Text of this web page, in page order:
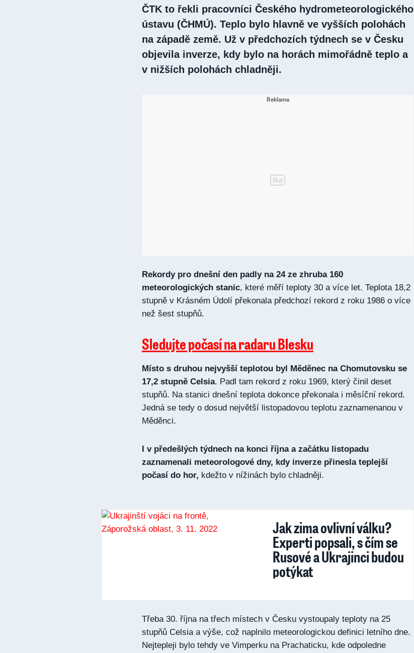
ČTK to řekli pracovníci Českého hydrometeorologického
ústavu (ČHMÚ). Teplo bylo hlavně ve vyšších polohách
na západě země. Už v předchozích týdnech se v Česku
objevila inverze, kdy bylo na horách mimořádně teplo a
v nižších polohách chladněji.
Rekordy pro dnešní den padly na 24 ze zhruba 160
meteorologických stanic, které měří teploty 30 a více let. Teplota 18,2
stupně v Krásném Údolí překonala předchozí rekord z roku 1986 o více
než šest stupňů.
Sledujte počasí na radaru Blesku
Místo s druhou nejvyšší teplotou byl Měděnec na Chomutovsku se
17,2 stupně Celsia. Padl tam rekord z roku 1969, který činil deset
stupňů. Na stanici dnešní teplota dokonce překonala i měsíční rekord.
Jedná se tedy o dosud největší listopadovou teplotu zaznamenanou v
Měděnci.
I v předešlých týdnech na konci října a začátku listopadu
zaznamenali meteorologové dny, kdy inverze přinesla teplejší
počasí do hor, kdežto v nížinách bylo chladněji.
Jak zima ovlivní válku?
Experti popsali, s čím se
Rusové a Ukrajinci budou
potýkat
Třeba 30. října na třech místech v Česku vystoupaly teploty na 25
stupňů Celsia a výše, což naplnilo meteorologickou definici letního dne.
Nejtepleji bylo tehdy ve Vimperku na Prachaticku, kde odpoledne